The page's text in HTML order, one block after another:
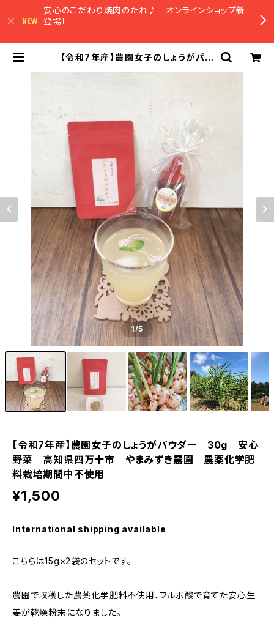
安心のこだわり焼肉のたれ♪ オンラインショップ新
登場！
【令和7年産】農園女子のしょうがパウ
やまみずき オンラインショップ
1/5
【令和7年産】農園女子のしょうがパウダー 30g 安心
野菜 高知県四万十市 やまみずき農園 農薬化学肥
料栽培期間中不使用
¥1,500
International shipping available
こちらは15g×2袋のセットです。
農園で収穫した農薬化学肥料不使用、フルボ酸で育てた安心生
姜が乾燥粉末になりました。